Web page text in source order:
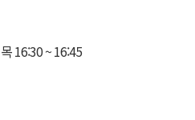
목 16:30 ~ 16:45